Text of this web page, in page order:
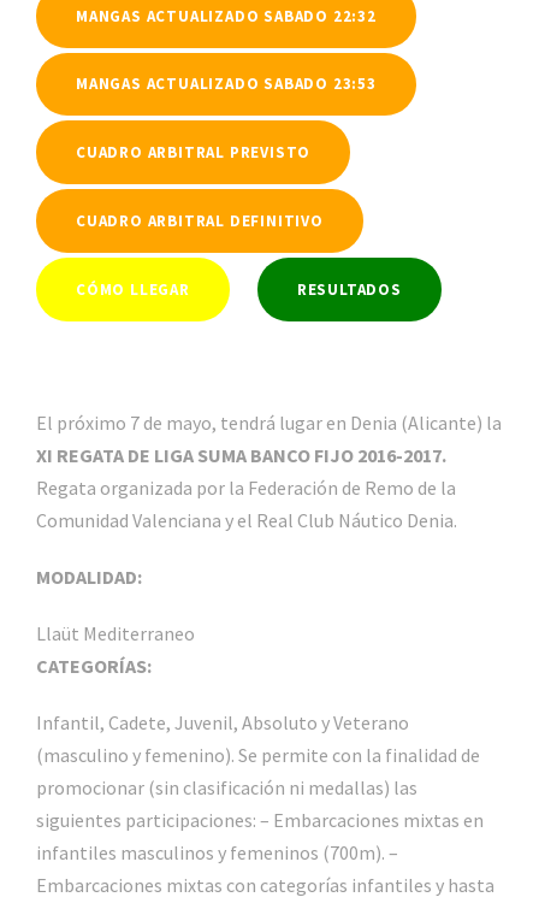
MANGAS ACTUALIZADO SABADO 22:32
MANGAS ACTUALIZADO SABADO 23:53
CUADRO ARBITRAL PREVISTO
CUADRO ARBITRAL DEFINITIVO
CÓMO LLEGAR RESULTADOS
El próximo 7 de mayo, tendrá lugar en Denia (Alicante) la
XI REGATA DE LIGA SUMA BANCO FIJO 2016-2017.
Regata organizada por la Federación de Remo de la
Comunidad Valenciana y el Real Club Náutico Denia.
MODALIDAD:
Llaüt Mediterraneo
CATEGORÍAS:
Infantil, Cadete, Juvenil, Absoluto y Veterano
(masculino y femenino). Se permite con la finalidad de
promocionar (sin clasificación ni medallas) las
siguientes participaciones: – Embarcaciones mixtas en
infantiles masculinos y femeninos (700m). –
Embarcaciones mixtas con categorías infantiles y hasta